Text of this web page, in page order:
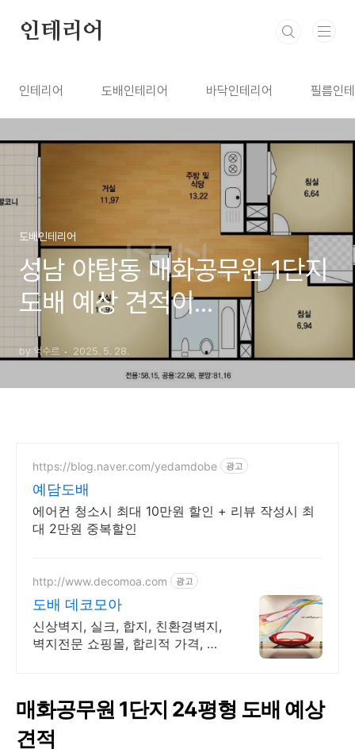
인테리어
인테리어 도배인테리어 바닥인테리어 필름인
도배인테리어
성남 야탑동 매화공무원 1단지
도배 예상 견적이...
by 억수르 2025. 5. 28.
https://blog.naver.com/yedamdobe 광고
예담도배
에어컨 청소시 최대 10만원 할인 + 리뷰 작성시 최
대 2만원 중복할인
http://www.decomoa.com 광고
도배 데코모아
신상벽지, 실크, 합지, 친환경벽지,
벽지전문 쇼핑몰, 합리적 가격, 맞
매화공무원 1단지 24평형 도배 예상
견적